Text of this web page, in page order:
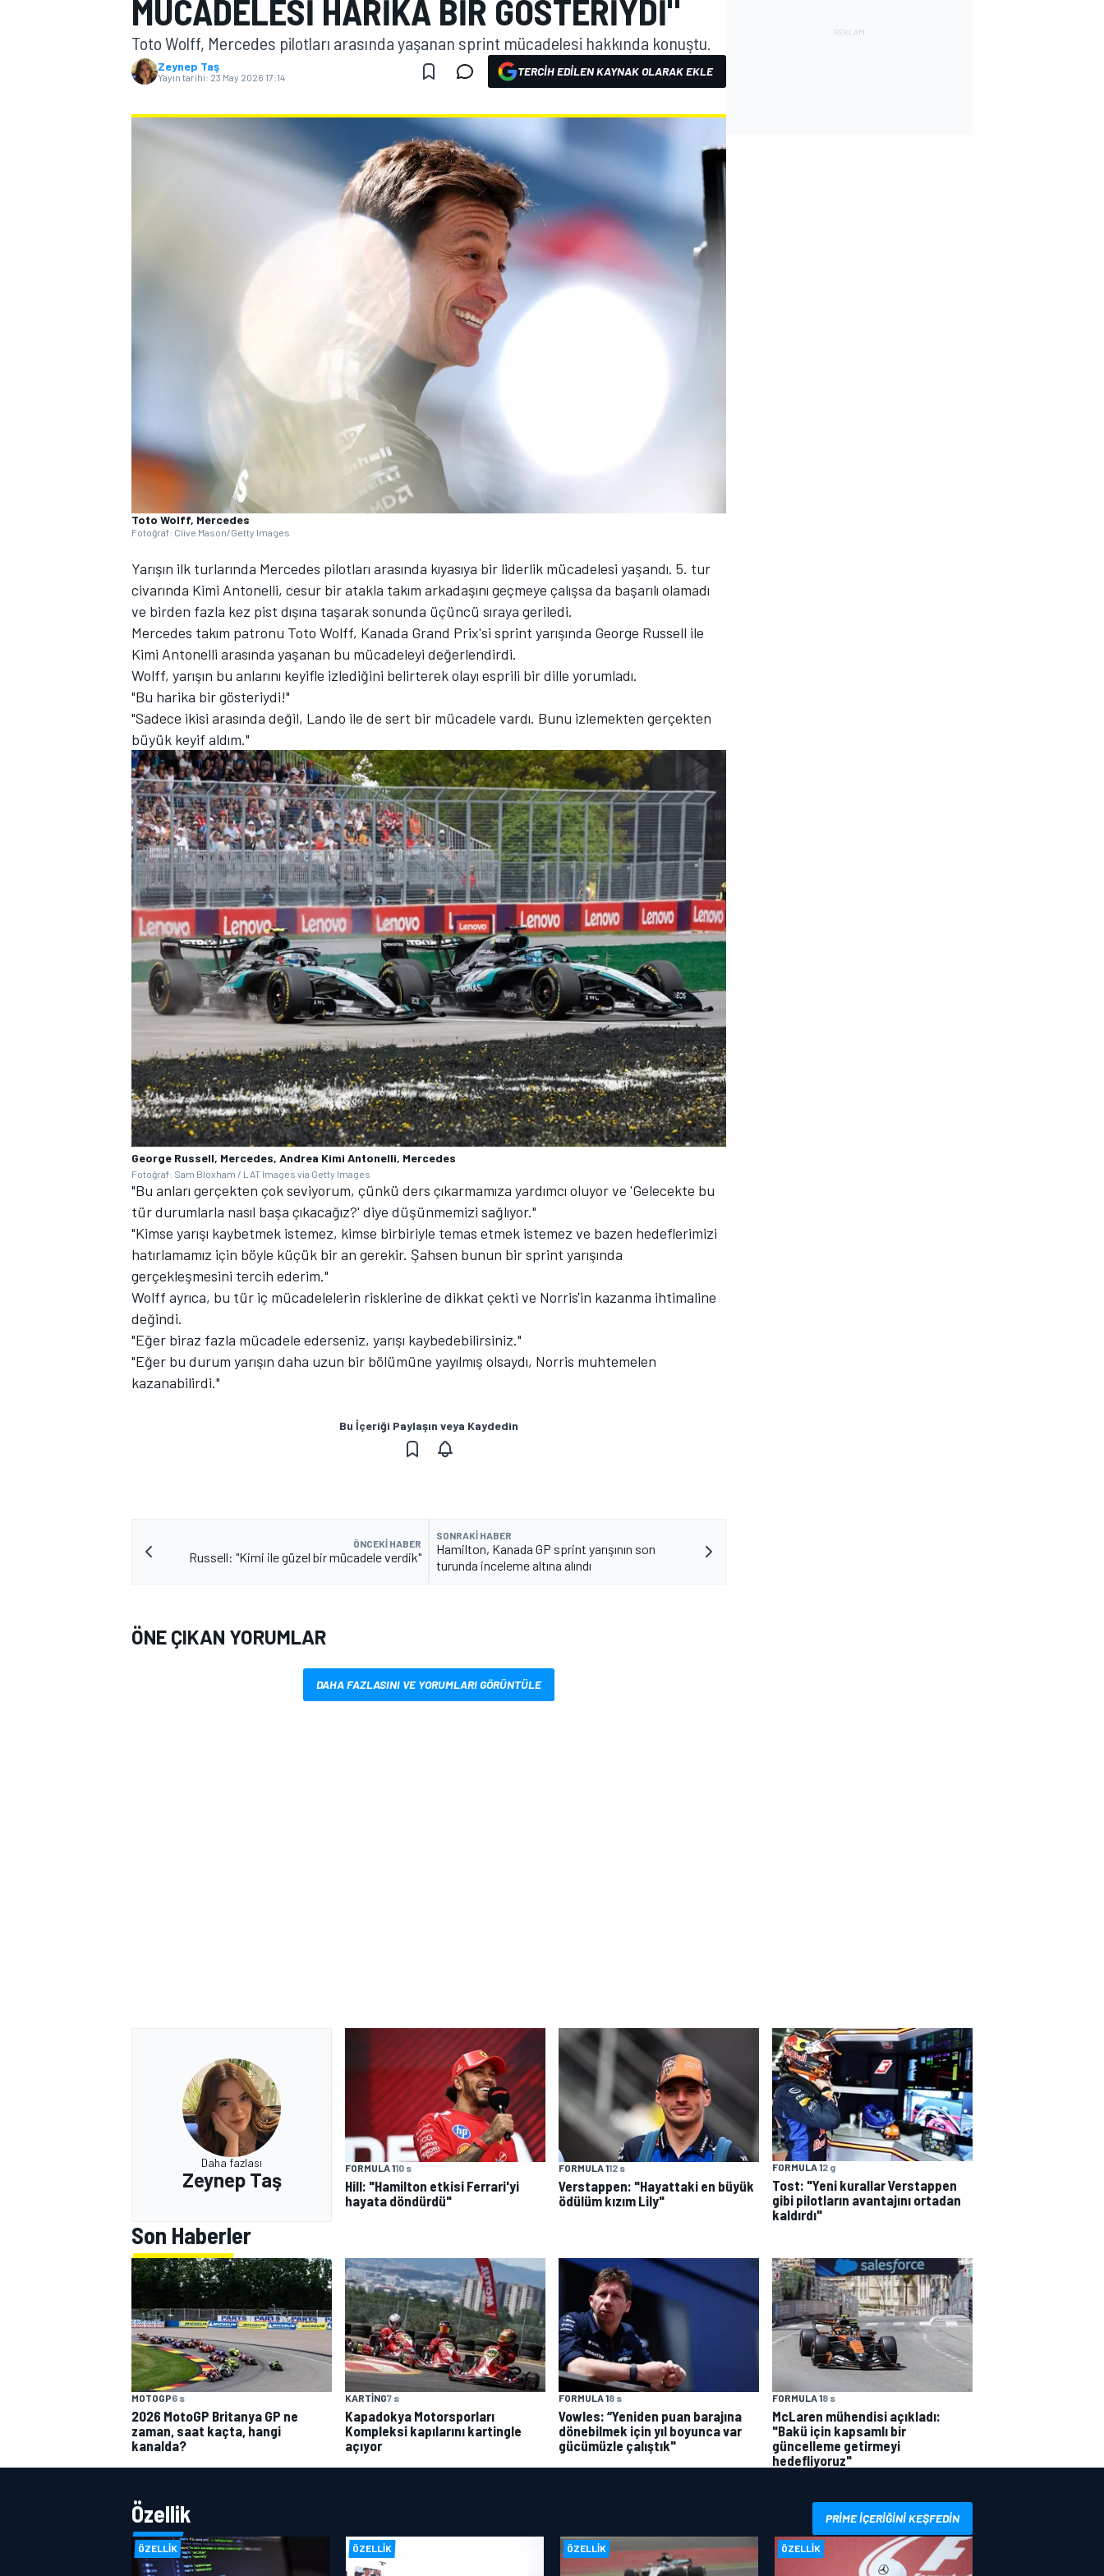
MOTOGP
WRC
TÜRK SPORCULAR
MOTOSİKLET
MÜCADELESI HARIKA BIR GÖSTERIYDI"
Toto Wolff, Mercedes pilotları arasında yaşanan sprint mücadelesi hakkında konuştu.
Zeynep Taş
Yayın tarihi: 23 May 2026 17:14 TERCIH EDILEN KAYNAK OLARAK EKLE
Toto Wolff, Mercedes
Fotoğraf: Clive Mason/Getty Images
Yarışın ilk turlarında Mercedes pilotları arasında kıyasıya bir liderlik mücadelesi yaşandı. 5. tur
civarında Kimi Antonelli, cesur bir atakla takım arkadaşını geçmeye çalışsa da başarılı olamadı
ve birden fazla kez pist dışına taşarak sonunda üçüncü sıraya geriledi.
Mercedes takım patronu Toto Wolff, Kanada Grand Prix'si sprint yarışında George Russell ile
Kimi Antonelli arasında yaşanan bu mücadeleyi değerlendirdi.
Wolff, yarışın bu anlarını keyifle izlediğini belirterek olayı esprili bir dille yorumladı.
"Bu harika bir gösteriydi!"
"Sadece ikisi arasında değil, Lando ile de sert bir mücadele vardı. Bunu izlemekten gerçekten
büyük keyif aldım."
George Russell, Mercedes, Andrea Kimi Antonelli, Mercedes
Fotoğraf: Sam Bloxham / LAT Images via Getty Images
"Bu anları gerçekten çok seviyorum, çünkü ders çıkarmamıza yardımcı oluyor ve 'Gelecekte bu
tür durumlarla nasıl başa çıkacağız?' diye düşünmemizi sağlıyor."
"Kimse yarışı kaybetmek istemez, kimse birbiriyle temas etmek istemez ve bazen hedeflerimizi
hatırlamamız için böyle küçük bir an gerekir. Şahsen bunun bir sprint yarışında
gerçekleşmesini tercih ederim."
Wolff ayrıca, bu tür iç mücadelelerin risklerine de dikkat çekti ve Norris'in kazanma ihtimaline
değindi.
"Eğer biraz fazla mücadele ederseniz, yarışı kaybedebilirsiniz."
"Eğer bu durum yarışın daha uzun bir bölümüne yayılmış olsaydı, Norris muhtemelen
kazanabilirdi."
Bu İçeriği Paylaşın veya Kaydedin
ÖNCEKI HABER
Russell: "Kimi ile güzel bir mücadele verdik"
SONRAKI HABER
Hamilton, Kanada GP sprint yarışının son
turunda inceleme altına alındı
ÖNE ÇIKAN YORUMLAR
DAHA FAZLASINI VE YORUMLARI GÖRÜNTÜLE
Daha fazlası
Zeynep Taş
FORMULA 110 s
Hill: "Hamilton etkisi Ferrari'yi
hayata döndürdü"
FORMULA 112 s
Verstappen: "Hayattaki en büyük
ödülüm kızım Lily"
FORMULA 12 g
Tost: "Yeni kurallar Verstappen
gibi pilotların avantajını ortadan
kaldırdı"
Son Haberler
MOTOGP6 s
2026 MotoGP Britanya GP ne
zaman, saat kaçta, hangi
kanalda?
KARTING7 s
Kapadokya Motorsporları
Kompleksi kapılarını kartingle
açıyor
FORMULA 18 s
Vowles: “Yeniden puan barajına
dönebilmek için yıl boyunca var
gücümüzle çalıştık"
FORMULA 18 s
McLaren mühendisi açıkladı:
"Bakü için kapsamlı bir
güncelleme getirmeyi
hedefliyoruz"
Özellik PRIME IÇERIĞINI KEŞFEDIN
ÖZELLIK ÖZELLIK ÖZELLIK ÖZELLIK